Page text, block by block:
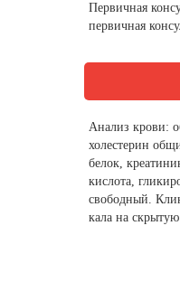
Первичная
первичная
Анализ крови:
холестерин
белок,
кислота,
свободный.
кала на